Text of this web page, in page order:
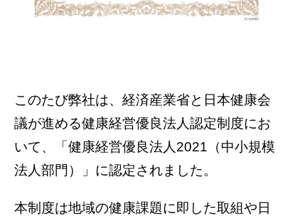
このたび弊社は、経済産業省と日本健康会
議が進める健康経営優良法人認定制度にお
いて、「健康経営優良法人2021（中小規模
法人部門）」に認定されました。
本制度は地域の健康課題に即した取組や日